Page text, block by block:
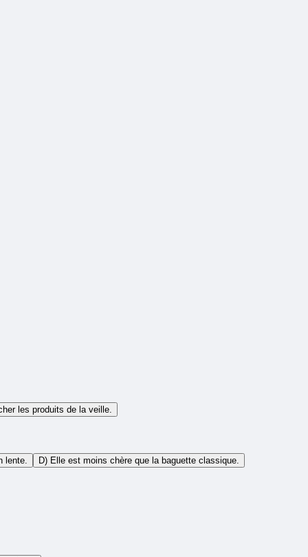
les produits de la veille.
lente. D) Elle est moins chère que la baguette classique.